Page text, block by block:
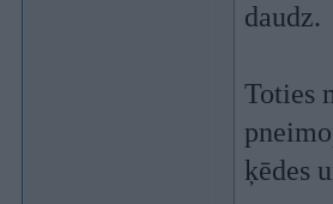
daudz.
Toties
ķēdes